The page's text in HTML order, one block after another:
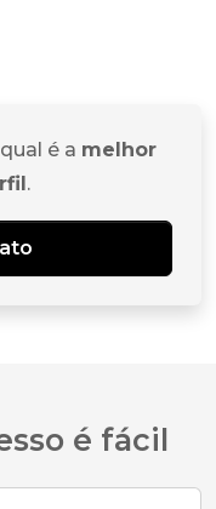
é a melhor
.
é fácil